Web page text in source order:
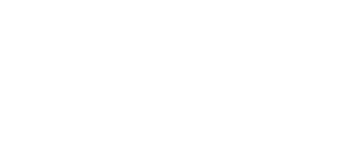
Informacija
Socialinės